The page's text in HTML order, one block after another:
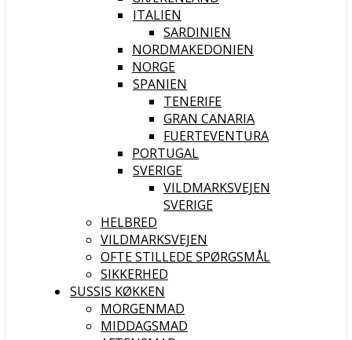
ITALIEN
SARDINIEN
NORDMAKEDONIEN
NORGE
SPANIEN
TENERIFE
GRAN CANARIA
FUERTEVENTURA
PORTUGAL
SVERIGE
VILDMARKSVEJEN
SVERIGE
HELBRED
VILDMARKSVEJEN
OFTE STILLEDE SPØRGSMÅL
SIKKERHED
SUSSIS KØKKEN
MORGENMAD
MIDDAGSMAD